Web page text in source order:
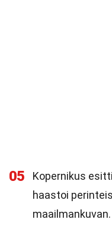
05
Kopernikus
haastoi
maailmankuvan.